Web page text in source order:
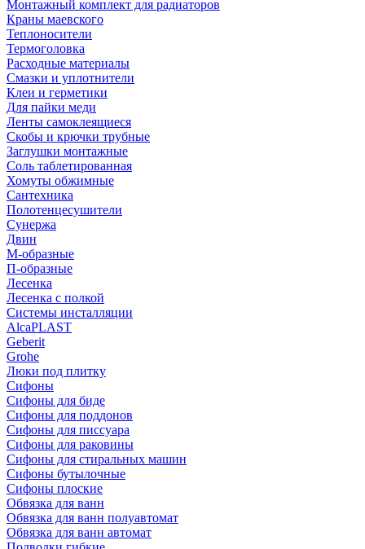
Монтажный комплект для радиаторов
Краны маевского
Теплоносители
Термоголовка
Расходные материалы
Смазки и уплотнители
Клеи и герметики
Для пайки меди
Ленты самоклеящиеся
Скобы и крючки трубные
Заглушки монтажные
Соль таблетированная
Хомуты обжимные
Сантехника
Полотенцесушители
Сунержа
Двин
М-образные
П-образные
Лесенка
Лесенка с полкой
Системы инсталляции
AlcaPLAST
Geberit
Grohe
Люки под плитку
Сифоны
Сифoны для биде
Сифoны для поддонов
Сифoны для писсуара
Сифоны для раковины
Сифоны для стиральных машин
Сифоны бутылочные
Сифоны плоские
Обвязка для ванн
Обвязка для ванн полуавтомат
Обвязка для ванн автомат